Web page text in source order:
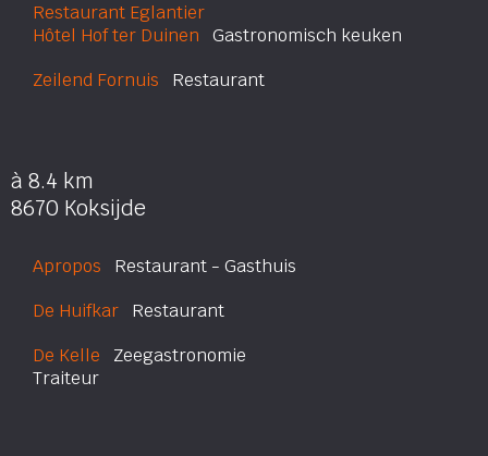
Restaurant Eglantier
Hôtel Hof ter Duinen Gastronomisch keuken
Zeilend Fornuis Restaurant
à 8.4 km
8670 Koksijde
Apropos Restaurant - Gasthuis
De Huifkar Restaurant
De Kelle Zeegastronomie
Traiteur